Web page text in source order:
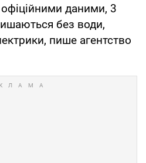
даними, 3
без води,
пише агентство